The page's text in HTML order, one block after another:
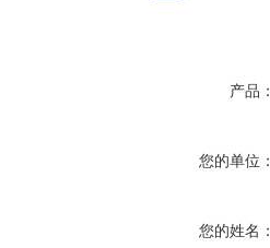
产品：
您的单位：
您的姓名：